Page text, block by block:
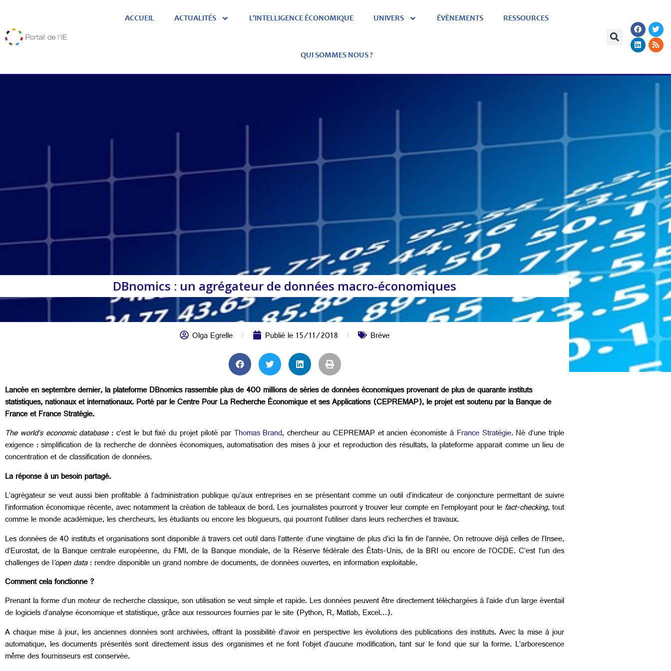
ACCUEIL ACTUALITÉS L’INTELLIGENCE ÉCONOMIQUE UNIVERS ÉVÈNEMENTS RESSOURCES
QUI SOMMES NOUS ?
DBnomics : un agrégateur de données macro-économiques
Olga Egrelle Publié le15/11/2018 Brève
Lancée en septembre dernier, la plateforme DBnomics rassemble plus de 400 millions de séries de données économiques provenant de plus de quarante instituts
statistiques, nationaux et internationaux. Porté par le Centre Pour La Recherche Économique et ses Applications (CEPREMAP), le projet est soutenu par la Banque de
France et France Stratégie.
The world’s economic database: c’est le but fixé du projet piloté parThomas Brand, chercheur au CEPREMAP et ancien économiste à France Stratégie. Né d’une triple
exigence : simplification de la recherche de données économiques, automatisation des mises à jour et reproduction des résultats, la plateforme apparait comme un lieu de
concentration et de classification de données.
La réponse à un besoin partagé.
L’agrégateur se veut aussi bien profitable à l’administration publique qu’aux entreprises en se présentant comme un outil d’indicateur de conjoncture permettant de suivre
l’information économique récente, avec notamment la création de tableaux de bord. Les journalistes pourront y trouver leur compte en l’employant pour lefact-checking, tout
comme le monde académique, les chercheurs, les étudiants ou encore les blogueurs, qui pourront l’utiliser dans leurs recherches et travaux.
Les données de 40 instituts et organisations sont disponible à travers cet outil dans l’attente d’une vingtaine de plus d’ici la fin de l’année. On retrouve déjà celles de l’Insee,
d’Eurostat, de la Banque centrale européenne, du FMI, de la Banque mondiale, de la Réserve fédérale des États-Unis, de la BRI ou encore de l’OCDE. C’est l’un des
challenges de l’open data: rendre disponible un grand nombre de documents, de données ouvertes, en information exploitable.
Comment cela fonctionne ?
Prenant la forme d’un moteur de recherche classique, son utilisation se veut simple et rapide. Les données peuvent être directement téléchargées à l’aide d’un large éventail
de logiciels d’analyse économique et statistique, grâce aux ressources fournies par le site (Python, R, Matlab, Excel…).
A chaque mise à jour, les anciennes données sont archivées, offrant la possibilité d’avoir en perspective les évolutions des publications des instituts. Avec la mise à jour
automatique, les documents présentés sont directement issus des organismes et ne font l’objet d’aucune modification, tant sur le fond que sur la forme. L’arborescence
même des fournisseurs est conservée.